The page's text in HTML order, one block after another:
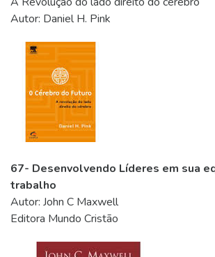
Autor: Daniel H. Pink
67- Desenvolvendo Líderes em sua
trabalho
Autor: John C Maxwell
Editora Mundo Cristão